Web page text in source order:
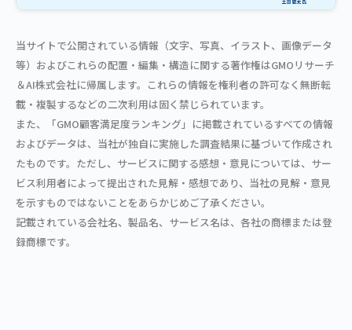
当サイトで公開されている情報（文字、写真、イラスト、画像データ
等）およびこれらの配置・編集・構造に関する著作権はGMOリサーチ
＆AI株式会社に帰属します。これらの情報を権利者の許可なく無断転
載・複製するなどの二次利用は固く禁じられています。
また、「GMO顧客満足度ランキング」に掲載されているすべての情報
およびデータは、当社が独自に実施した調査結果に基づいて作成され
たものです。ただし、サービスに関する感想・意見については、サー
ビス利用者によって提出された見解・感想であり、当社の見解・意見
を示すものではないことをあらかじめご了承ください。
記載されている会社名、製品名、サービス名は、各社の商標または登
録商標です。